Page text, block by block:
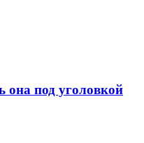
она под уголовкой